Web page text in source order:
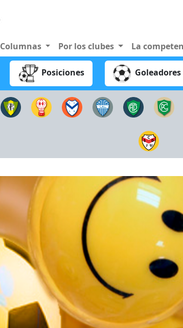
Columnas Por los clubes La
Posiciones Goleadores